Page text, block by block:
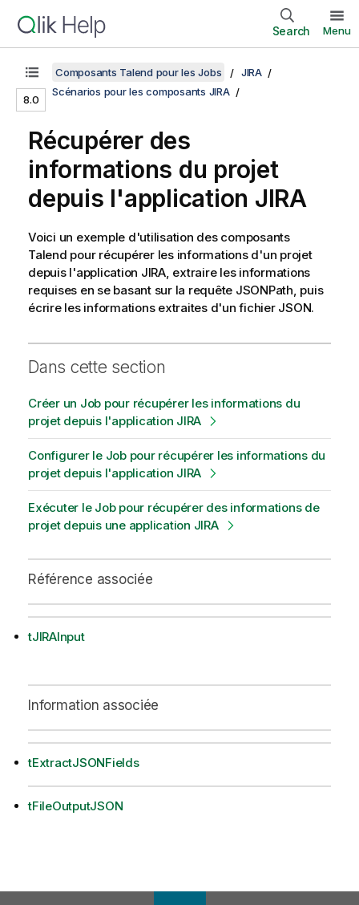
Search Menu
8.0
Composants Talend pour les Jobs
JIRA
Scénarios pour les composants JIRA
Récupérer des
informations du projet
depuis l'application JIRA
Voici un exemple d'utilisation des composants
Talend pour récupérer les informations d'un projet
depuis l'application JIRA, extraire les informations
requises en se basant sur la requête JSONPath, puis
écrire les informations extraites d'un fichier JSON.
Dans cette section
Créer un Job pour récupérer les informations du
projet depuis l'application JIRA
Configurer le Job pour récupérer les informations du
projet depuis l'application JIRA
Exécuter le Job pour récupérer des informations de
projet depuis une application JIRA
Référence associée
tJIRAInput
Information associée
tExtractJSONFields
tFileOutputJSON